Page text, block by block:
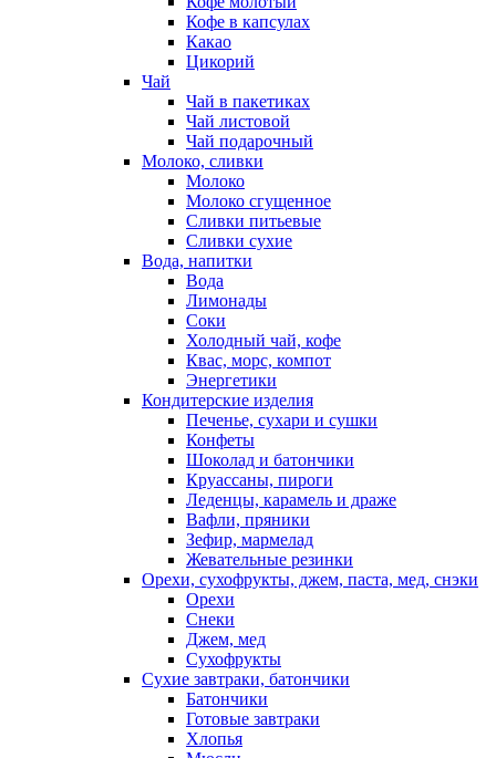
Кофе в капсулах
Какао
Цикорий
Чай
Чай в пакетиках
Чай листовой
Чай подарочный
Молоко, сливки
Молоко
Молоко сгущенное
Сливки питьевые
Сливки сухие
Вода, напитки
Вода
Лимонады
Соки
Холодный чай, кофе
Квас, морс, компот
Энергетики
Кондитерские изделия
Печенье, сухари и сушки
Конфеты
Шоколад и батончики
Круассаны, пироги
Леденцы, карамель и драже
Вафли, пряники
Зефир, мармелад
Жевательные резинки
Орехи, сухофрукты, джем, паста, мед, снэки
Орехи
Снеки
Джем, мед
Сухофрукты
Сухие завтраки, батончики
Батончики
Готовые завтраки
Хлопья